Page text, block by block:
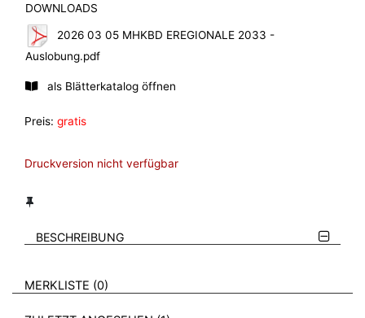
DOWNLOADS
2026 03 05 MHKBD EREGIONALE 2033 -
Auslobung.pdf
als Blätterkatalog öffnen
Preis: gratis
Druckversion nicht verfügbar
BESCHREIBUNG
VERWEISE AUF VERMERKTE- ODER ZULETZT ANGESEHENE
MERKLISTE 0 BROSCHÜREN